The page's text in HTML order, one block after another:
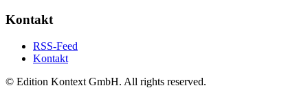
Kontakt
RSS-Feed
Kontakt
© Edition Kontext GmbH. All rights reserved.